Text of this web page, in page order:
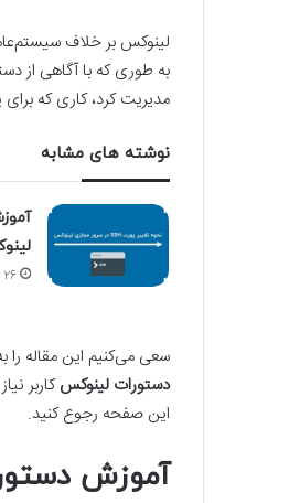
لینوکس بر خلاف
به طوری که با آگاهی از
مدیریت کرد، کاری که
نوشته های مشابه
۲۶ مهر, ۱۴۰۲
سعی می‌کنیم این مقاله
دستورات لینوکسکاربر
این صفحه رجوع کنید.
آموزش